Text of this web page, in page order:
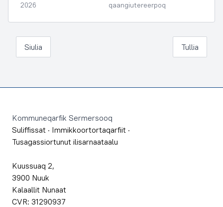
2026
qaangiutereerpoq
Siulia Tullia
Kommuneqarfik Sermersooq
Suliffissat · Immikkoortortaqarfiit ·
Tusagassiortunut ilisarnaataalu
Kuussuaq 2,
3900 Nuuk
Kalaallit Nunaat
CVR: 31290937